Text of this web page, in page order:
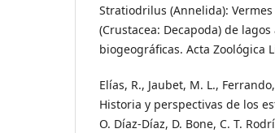
Stratiodrilus (Annelida):
(Crustacea: Decapoda) de
biogeográficas. Acta Zoológica
Elías, R., Jaubet, M. L.,
Historia y perspectivas de los
O. Díaz-Díaz, D. Bone, C. T.